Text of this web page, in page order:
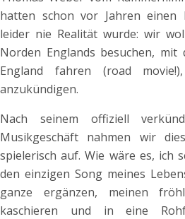
hatten schon vor Jahren einen
leider nie Realität wurde: wir
Norden Englands besuchen,
England fahren (road
anzukündigen.
Nach seinem offiziell
Musikgeschäft nahmen wir
spielerisch auf. Wie wäre es, ich
den einzigen Song meines
ganze ergänzen, meinen
kaschieren und in eine